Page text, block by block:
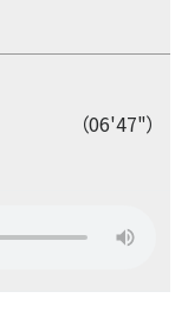
（06'47"）